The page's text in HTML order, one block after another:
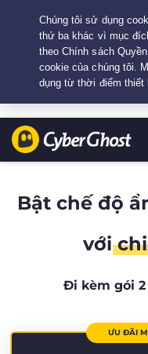
Your choice:The Best
Bật chế độ
với
Đi kèm gói 2
ƯU ĐÃI